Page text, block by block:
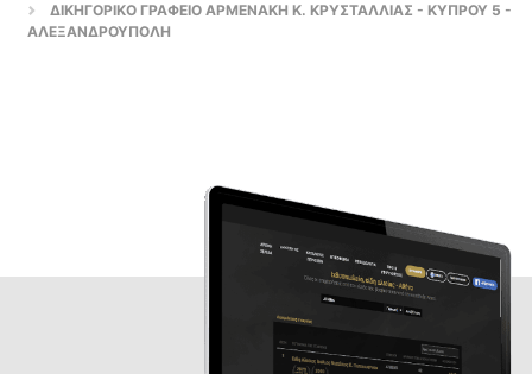
ΔΙΚΗΓΟΡΙΚΟ ΓΡΑΦΕΙΟ ΑΡΜΕΝΑΚΗ Κ. ΚΡΥΣΤΑΛΛΙΑΣ - ΚΥΠΡΟΥ 5 -
ΑΛΕΞΑΝΔΡΟΥΠΟΛΗ